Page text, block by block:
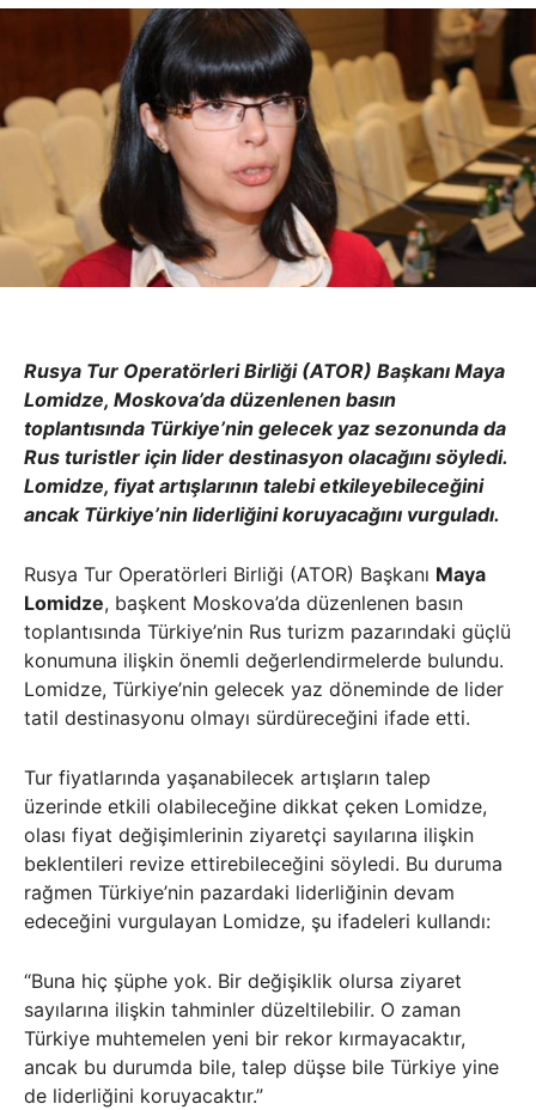
Rusya Tur Operatörleri Birliği (ATOR) Başkanı Maya
Lomidze, Moskova’da düzenlenen basın
toplantısında Türkiye’nin gelecek yaz sezonunda da
Rus turistler için lider destinasyon olacağını söyledi.
Lomidze, fiyat artışlarının talebi etkileyebileceğini
ancak Türkiye’nin liderliğini koruyacağını vurguladı.
Rusya Tur Operatörleri Birliği (ATOR) Başkanı Maya
Lomidze, başkent Moskova’da düzenlenen basın
toplantısında Türkiye’nin Rus turizm pazarındaki güçlü
konumuna ilişkin önemli değerlendirmelerde bulundu.
Lomidze, Türkiye’nin gelecek yaz döneminde de lider
tatil destinasyonu olmayı sürdüreceğini ifade etti.
Tur fiyatlarında yaşanabilecek artışların talep
üzerinde etkili olabileceğine dikkat çeken Lomidze,
olası fiyat değişimlerinin ziyaretçi sayılarına ilişkin
beklentileri revize ettirebileceğini söyledi. Bu duruma
rağmen Türkiye’nin pazardaki liderliğinin devam
edeceğini vurgulayan Lomidze, şu ifadeleri kullandı:
“Buna hiç şüphe yok. Bir değişiklik olursa ziyaret
sayılarına ilişkin tahminler düzeltilebilir. O zaman
Türkiye muhtemelen yeni bir rekor kırmayacaktır,
ancak bu durumda bile, talep düşse bile Türkiye yine
de liderliğini koruyacaktır.”